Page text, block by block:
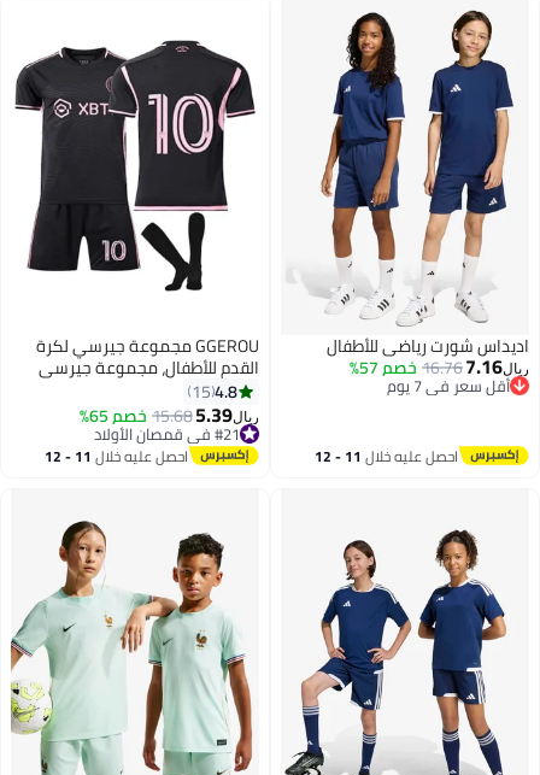
اديداس شورت رياضي للأطفال
ريال7.16
16.76خصم 57%
أقل سعر في 7 يوم
أقل سعر في 7 يوم
احصل عليه خلال 11 - 12
2
GGEROU مجموعة جيرسي لكرة
القدم للأطفال، مجموعة جيرسي
العالم لكرة القدم للأطفال
4.8
15
ريال5.39
15.68خصم 65%
#21 في قمصان الأولاد
#21 في قمصان الأولاد احصل عليه خلال 11 - 12